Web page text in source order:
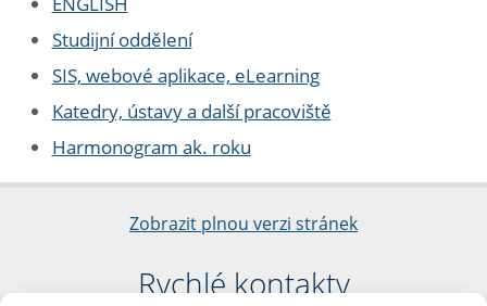
Studijní oddělení
SIS, webové aplikace, eLearning
Katedry, ústavy a další pracoviště
Harmonogram ak. roku
Zobrazit plnou verzi stránek
Rychlé kontakty